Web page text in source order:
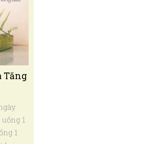
Tăng
1
1